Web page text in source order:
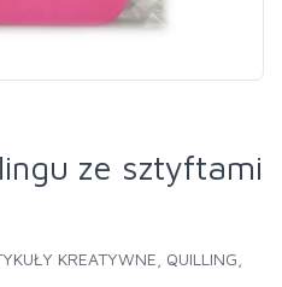
ze sztyftami
KREATYWNE QUILLING